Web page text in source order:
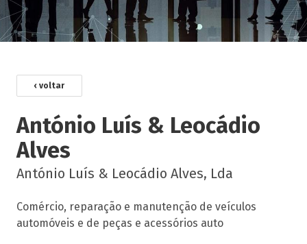
‹ voltar
António Luís & Leocádio
Alves
António Luís & Leocádio Alves, Lda
Comércio, reparação e manutenção de veículos
automóveis e de peças e acessórios auto